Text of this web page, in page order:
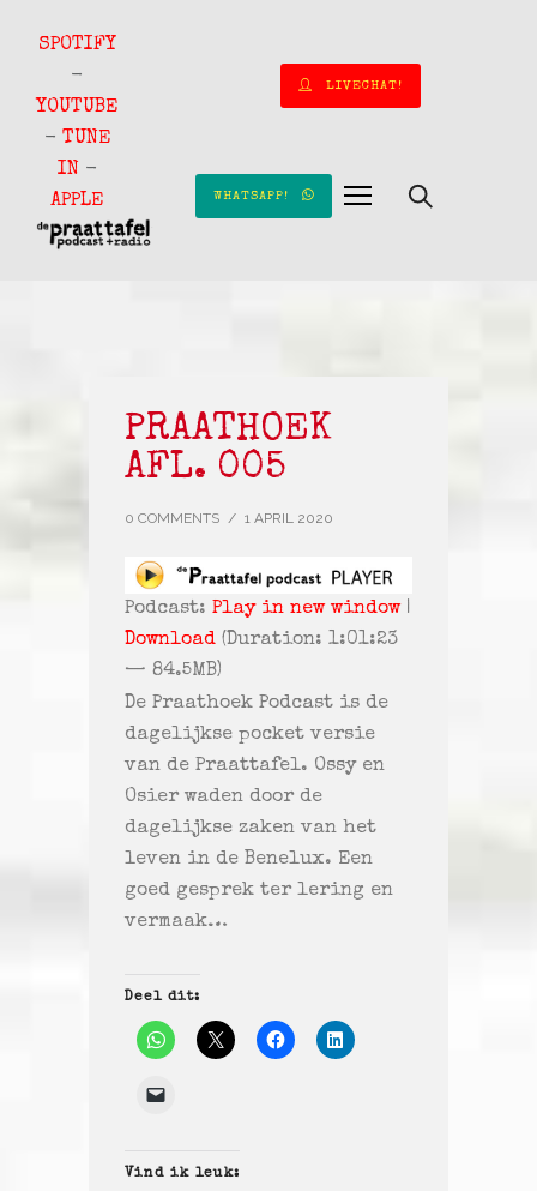
SPOTIFY
-
YOUTUBE
- TUNE
IN -
APPLE
LIVECHAT!
WHATSAPP!
PRAATHOEK
AFL. 005
0 COMMENTS / 1 APRIL 2020
Podcast: Play in new window|
Download (Duration: 1:01:23
— 84.5MB)
De Praathoek Podcast is de
dagelijkse pocket versie
van de Praattafel. Ossy en
Osier waden door de
dagelijkse zaken van het
leven in de Benelux. Een
goed gesprek ter lering en
vermaak…
Deel dit:
Vind ik leuk: